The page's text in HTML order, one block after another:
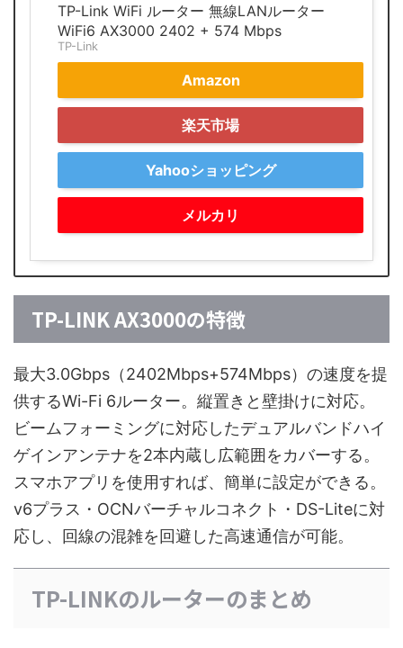
TP-Link WiFi ルーター 無線LANルーター
WiFi6 AX3000 2402 + 574 Mbps
TP-Link
Amazon
楽天市場
Yahooショッピング
メルカリ
TP-LINK AX3000の特徴
最大3.0Gbps（2402Mbps+574Mbps）の速度を提
供するWi-Fi 6ルーター。縦置きと壁掛けに対応。
ビームフォーミングに対応したデュアルバンドハイ
ゲインアンテナを2本内蔵し広範囲をカバーする。
スマホアプリを使用すれば、簡単に設定ができる。
v6プラス・OCNバーチャルコネクト・DS-Liteに対
応し、回線の混雑を回避した高速通信が可能。
TP-LINKのルーターのまとめ